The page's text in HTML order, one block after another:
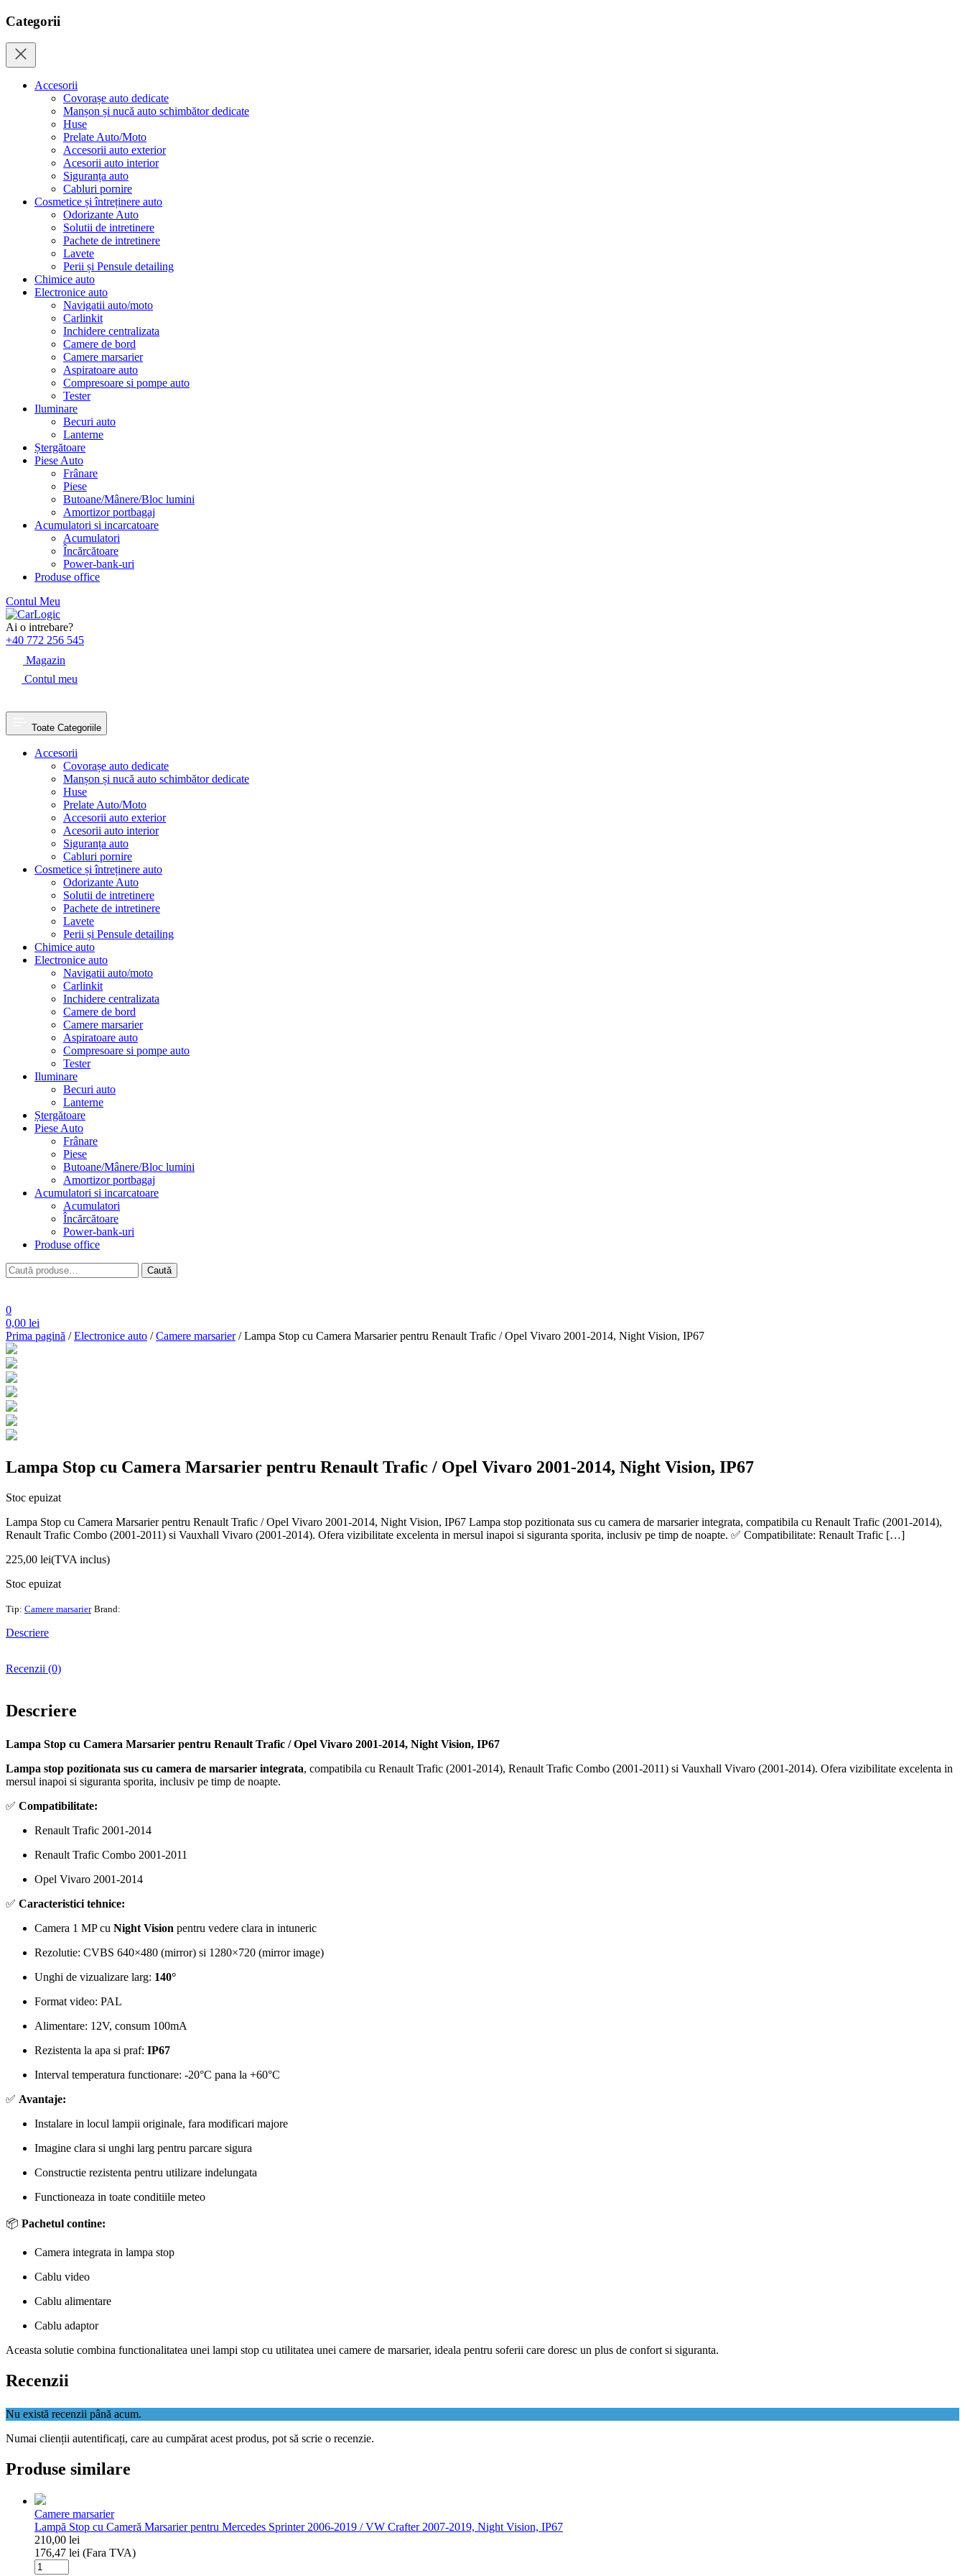
Categorii
Accesorii
Covorașe auto dedicate
Manșon și nucă auto schimbător dedicate
Huse
Prelate Auto/Moto
Accesorii auto exterior
Acesorii auto interior
Siguranța auto
Cabluri pornire
Cosmetice și întreținere auto
Odorizante Auto
Solutii de intretinere
Pachete de intretinere
Lavete
Perii și Pensule detailing
Chimice auto
Electronice auto
Navigatii auto/moto
Carlinkit
Inchidere centralizata
Camere de bord
Camere marsarier
Aspiratoare auto
Compresoare si pompe auto
Tester
Iluminare
Becuri auto
Lanterne
Ștergătoare
Piese Auto
Frânare
Piese
Butoane/Mânere/Bloc lumini
Amortizor portbagaj
Acumulatori si incarcatoare
Acumulatori
Încărcătoare
Power-bank-uri
Produse office
Contul Meu
Skip
to
content
Ai o intrebare?
+40 772 256 545
Magazin
Contul meu
Toate Categoriile
Accesorii
Covorașe auto dedicate
Manșon și nucă auto schimbător dedicate
Huse
Prelate Auto/Moto
Accesorii auto exterior
Acesorii auto interior
Siguranța auto
Cabluri pornire
Cosmetice și întreținere auto
Odorizante Auto
Solutii de intretinere
Pachete de intretinere
Lavete
Perii și Pensule detailing
Chimice auto
Electronice auto
Navigatii auto/moto
Carlinkit
Inchidere centralizata
Camere de bord
Camere marsarier
Aspiratoare auto
Compresoare si pompe auto
Tester
Iluminare
Becuri auto
Lanterne
Ștergătoare
Piese Auto
Frânare
Piese
Butoane/Mânere/Bloc lumini
Amortizor portbagaj
Acumulatori si incarcatoare
Acumulatori
Încărcătoare
Power-bank-uri
Produse office
Caută
după:
Caută
0
0,00 lei
Prima pagină /Electronice auto /Camere marsarier/ Lampa Stop cu Camera Marsarier pentru Renault Trafic / Opel Vivaro 2001-2014, Night Vision, IP67
Lampa Stop cu Camera Marsarier pentru Renault Trafic / Opel Vivaro 2001-2014, Night Vision, IP67
Stoc epuizat
Lampa Stop cu Camera Marsarier pentru Renault Trafic / Opel Vivaro 2001-2014, Night Vision, IP67 Lampa stop pozitionata sus cu camera de marsarier integrata, compatibila cu Renault Trafic (2001-2014),
Renault Trafic Combo (2001-2011) si Vauxhall Vivaro (2001-2014). Ofera vizibilitate excelenta in mersul inapoi si siguranta sporita, inclusiv pe timp de noapte. ✅ Compatibilitate: Renault Trafic […]
225,00 lei(TVA inclus)
Stoc epuizat
Tip: Camere marsarier Brand:
Descriere
Recenzii (0)
Descriere
Lampa Stop cu Camera Marsarier pentru Renault Trafic / Opel Vivaro 2001-2014, Night Vision, IP67
Lampa stop pozitionata sus cu camera de marsarier integrata, compatibila cu Renault Trafic (2001-2014), Renault Trafic Combo (2001-2011) si Vauxhall Vivaro (2001-2014). Ofera vizibilitate excelenta in
mersul inapoi si siguranta sporita, inclusiv pe timp de noapte.
✅ Compatibilitate:
Renault Trafic 2001-2014
Renault Trafic Combo 2001-2011
Opel Vivaro 2001-2014
✅ Caracteristici tehnice:
Camera 1 MP cu Night Vision pentru vedere clara in intuneric
Rezolutie: CVBS 640×480 (mirror) si 1280×720 (mirror image)
Unghi de vizualizare larg: 140°
Format video: PAL
Alimentare: 12V, consum 100mA
Rezistenta la apa si praf: IP67
Interval temperatura functionare: -20°C pana la +60°C
✅ Avantaje:
Instalare in locul lampii originale, fara modificari majore
Imagine clara si unghi larg pentru parcare sigura
Constructie rezistenta pentru utilizare indelungata
Functioneaza in toate conditiile meteo
📦 Pachetul contine:
Camera integrata in lampa stop
Cablu video
Cablu alimentare
Cablu adaptor
Aceasta solutie combina functionalitatea unei lampi stop cu utilitatea unei camere de marsarier, ideala pentru soferii care doresc un plus de confort si siguranta.
Recenzii
Nu există recenzii până acum.
Numai clienții autentificați, care au cumpărat acest produs, pot să scrie o recenzie.
Produse similare
Camere marsarier
Lampă Stop cu Cameră Marsarier pentru Mercedes Sprinter 2006-2019 / VW Crafter 2007-2019, Night Vision, IP67
210,00 lei
176,47 lei (Fara TVA)
Cantitate